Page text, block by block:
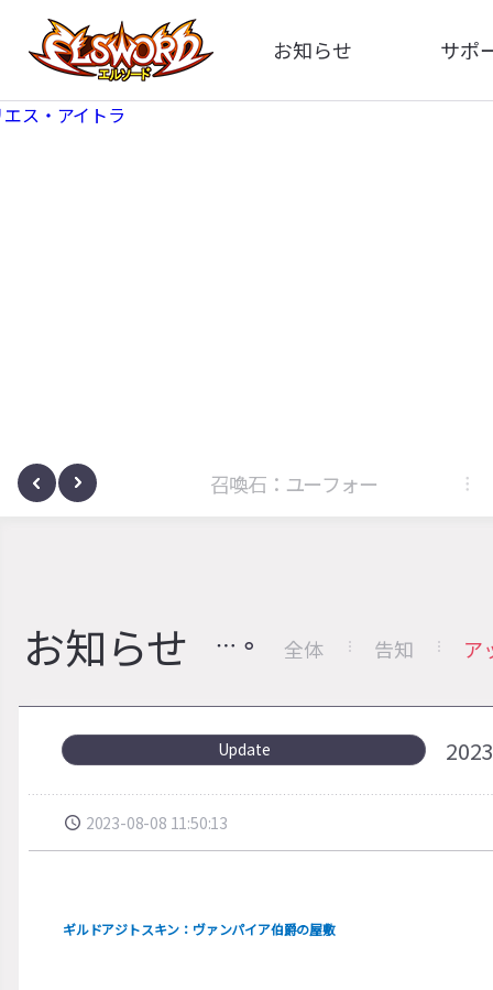
お知らせ
全体
サポ
サノヴァ 召喚石：ユーフォー
お知らせ 全体 告知 ア
Update
2023-08-08 11:50:13
ギルドアジトスキン：ヴァンパイア伯爵の屋敷